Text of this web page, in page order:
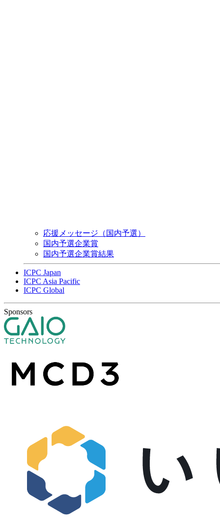
応援メッセージ（国内予選）
国内予選企業賞
国内予選企業賞結果
ICPC Japan
ICPC Asia Pacific
ICPC Global
Sponsors